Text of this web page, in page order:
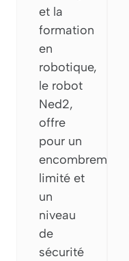
et la
formation
en
robotique,
le robot
Ned2,
offre
pour un
encombrement
limité et
un
niveau
de
sécurité